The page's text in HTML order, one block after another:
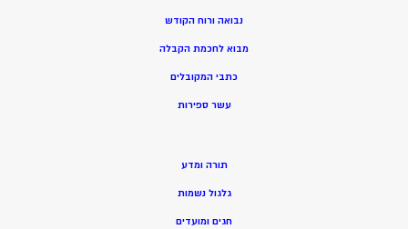
נבואה ורוח הקודש
מבוא לחכמת הקבלה
כתבי המקובלים
עשר ספירות
תורה ומדע
גלגול נשמות
חגים ומועדים